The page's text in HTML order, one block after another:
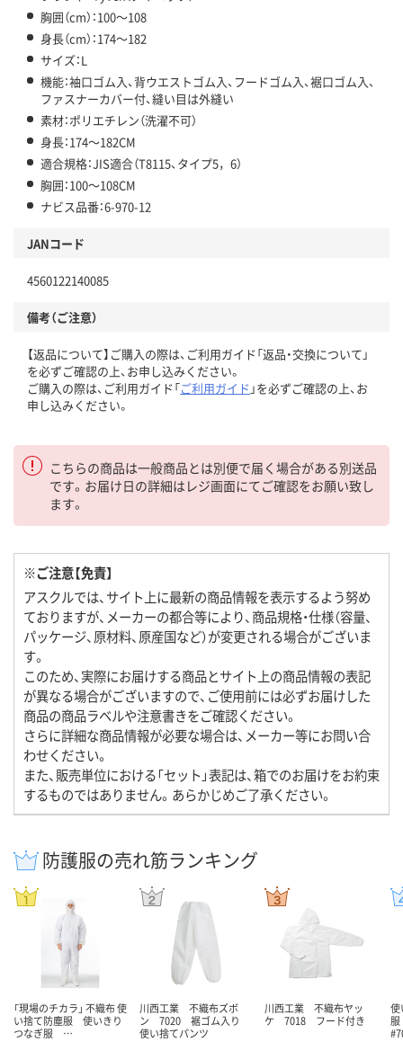
胸囲（cm）：100～108
身長（cm）：174～182
サイズ：L
機能：袖口ゴム入、背ウエストゴム入、フードゴム入、裾口ゴム入、
ファスナーカバー付、縫い目は外縫い
素材：ポリエチレン（洗濯不可）
身長：174～182CM
適合規格：JIS適合（T8115、タイプ5，6）
胸囲：100～108CM
ナビス品番：6-970-12
JANコード
4560122140085
備考（ご注意）
【返品について】ご購入の際は、ご利用ガイド「返品・交換について」
を必ずご確認の上、お申し込みください。
ご購入の際は、ご利用ガイド「ご利用ガイド 」を必ずご確認の上、お
申し込みください。
こちらの商品は一般商品とは別便で届く場合がある別送品
です。お届け日の詳細はレジ画面にてご確認をお願い致し
ます。
※ご注意【免責】
アスクルでは、サイト上に最新の商品情報を表示するよう努め
ておりますが、メーカーの都合等により、商品規格・仕様（容量、
パッケージ、原材料、原産国など）が変更される場合がございま
す。
このため、実際にお届けする商品とサイト上の商品情報の表記
が異なる場合がございますので、ご使用前には必ずお届けした
商品の商品ラベルや注意書きをご確認ください。
さらに詳細な商品情報が必要な場合は、メーカー等にお問い合
わせください。
また、販売単位における「セット」表記は、箱でのお届けをお約束
するものではありません。あらかじめご了承ください。
防護服の売れ筋ランキング
「現場のチカラ」 不織布 使
い捨て防塵服 使いきり
つなぎ服 …
川西工業 不織布ズボ
ン 7020 裾ゴム入り
使い捨てパンツ
川西工業 不織布ヤッ
ケ 7018 フード付き
使